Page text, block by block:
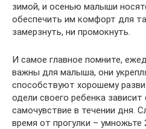
зимой, и осенью малыши
обеспечить им комфорт для
замерзнуть, ни промокнуть.
И самое главное помните,
важны для малыша, они
способствуют хорошему
одели своего ребенка зависит
самочувствие в течении дня.
время от прогулки – умножьте